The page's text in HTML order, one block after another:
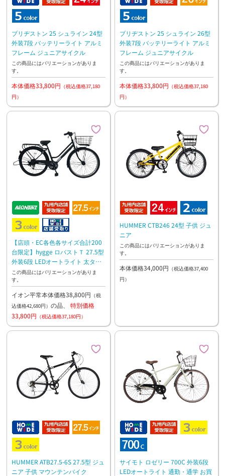
ブリヂストン 25 シュライン 24型
外装7段 バッテリーライト アルミ
フレーム ジュニアサイクル
この商品にはバリエーションがありま
す。
本体価格33,800円 （税込価格37,180
円）
ブリヂストン 25 シュライン 26型
外装7段 バッテリーライト アルミ
フレーム ジュニアサイクル
この商品にはバリエーションがありま
す。
本体価格33,800円 （税込価格37,180
円）
【店頭・EC各色各サイズ合計200
台限定】hygge ロバストＴ 27.5型
外装6段 LEDオートライト 太タイ
ヤ 通勤 通学 ファミリーサイクル
この商品にはバリエーションがありま
す。
イオン平常本体価格38,800円 （税
込価格42,680円） の品、 特別価格
33,800円 （税込価格37,180円）
HUMMER CTB246 24型 子供 ジュ
ニア
この商品にはバリエーションがありま
す。
本体価格34,000円 （税込価格37,400
円）
HUMMER ATB27.5-6S 27.5型 ジュ
ニア 子供 マウンテンバイク
サイモト ロゼリー 700C 外装6段
LEDオートライト 通勤・通学 お買